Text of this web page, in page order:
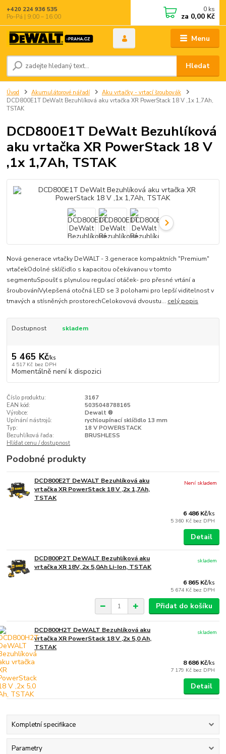
Menu
Hledat
+420 224 936 535
Po–Pá | 9:00 – 16:00
0 ks
za 0,00 Kč
Úvod Akumulátorové nářadí
Aku vrtačky - vrtací šroubovák
DCD800E1T DeWalt Bezuhlíková aku vrtačka XR PowerStack 18 V ,1x 1,7Ah,
TSTAK
DCD800E1T DeWalt Bezuhlíková
aku vrtačka XR PowerStack 18 V
,1x 1,7Ah, TSTAK
Nová generace vrtačky DeWALT - 3.generace kompaktních "Premium"
vrtačekOdolné sklíčidlo s kapacitou očekávanou v tomto
segmentuSpoušť s plynulou regulací otáček- pro přesné vrtání a
šroubováníVylepšená otočná LED se 3 polohami pro lepší viditelnost v
tmavých a stísněných prostorechCelokovová dvoustu... celý popis
Dostupnost skladem
5 465 Kč/ks
4 517 Kč bez DPH
Momentálně není k dispozici
Číslo produktu:
3167
EAN kód:
5035048788165
Výrobce:
Dewalt ®
Upínání nástrojů:
rychloupínací sklíčidlo 13 mm
Typ:
18 V POWERSTACK
Bezuhlíková řada:
BRUSHLESS
Hlídat cenu / dostupnost
Podobné produkty
DCD800E2T DeWALT Bezuhlíková aku
vrtačka XR PowerStack 18 V ,2x 1,7Ah,
TSTAK
6 486 Kč/ks
5 360 Kč bez DPH
Není skladem
Detail
DCD800P2T DeWALT Bezuhlíková aku
vrtačka XR 18V, 2x 5,0Ah Li-Ion, TSTAK
6 865 Kč/ks
5 674 Kč bez DPH
skladem
Přidat do košíku
DCD800H2T DeWALT Bezuhlíková aku
vrtačka XR PowerStack 18 V ,2x 5,0 Ah,
TSTAK
8 686 Kč/ks
7 179 Kč bez DPH
skladem
Detail
Kompletní specifikace
Parametry